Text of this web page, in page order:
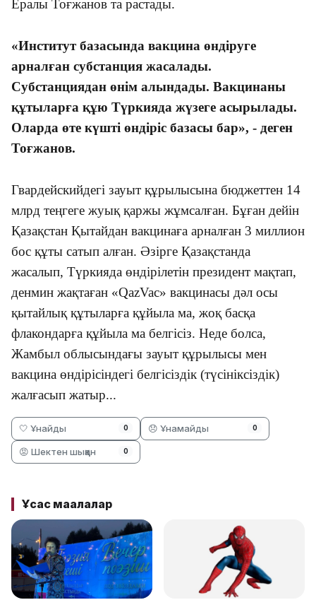
Ералы Тоғжанов та растады.
«Институт базасында вакцина өндіруге
арналған субстанция жасалады.
Субстанциядан өнім алындады. Вакцинаны
құтыларға құю Түркияда жүзеге асырылады.
Оларда өте күшті өндіріс базасы бар», - деген
Тоғжанов.
Гвардейскийдегі зауыт құрылысына бюджеттен 14
млрд теңгеге жуық қаржы жұмсалған. Бұған дейін
Қазақстан Қытайдан вакцинаға арналған 3 миллион
бос құты сатып алған. Әзірге Қазақстанда
жасалып, Түркияда өндірілетін президент мақтап,
денмин жақтаған «QazVac» вакцинасы дәл осы
қытайлық құтыларға құйыла ма, жоқ басқа
флакондарға құйыла ма белгісіз. Неде болса,
Жамбыл облысындағы зауыт құрылысы мен
вакцина өндірісіндегі белгісіздік (түсініксіздік)
жалғасып жатыр...
🤍 Ұнайды 0 😞 Ұнамайды 0
😡 Шектен шыққан 0
Ұқсас мақалалар